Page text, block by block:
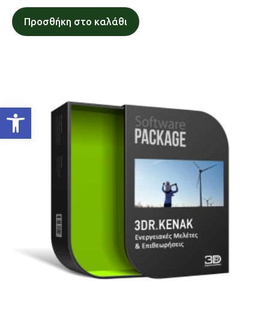
Ανοίξτε τη γραμμή εργαλείων
Προσθήκη στο καλάθι